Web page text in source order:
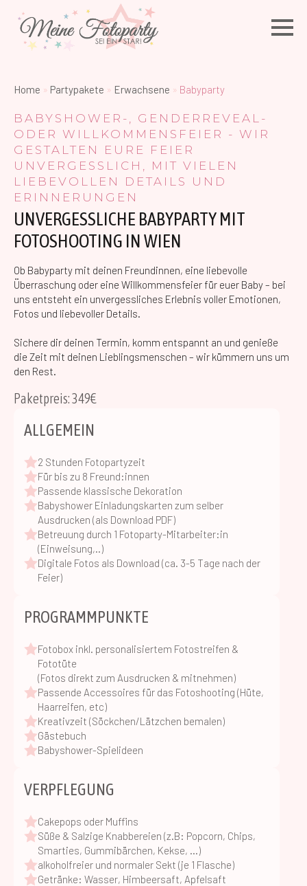
Home » Partypakete » Erwachsene » Babyparty
BABYSHOWER-, GENDERREVEAL-
ODER WILLKOMMENSFEIER - WIR
GESTALTEN EURE FEIER
UNVERGESSLICH, MIT VIELEN
LIEBEVOLLEN DETAILS UND
ERINNERUNGEN
UNVERGESSLICHE BABYPARTY MIT
FOTOSHOOTING IN WIEN
Ob Babyparty mit deinen Freundinnen, eine liebevolle
Überraschung oder eine Willkommensfeier für euer Baby – bei
uns entsteht ein unvergessliches Erlebnis voller Emotionen,
Fotos und liebevoller Details.
Sichere dir deinen Termin, komm entspannt an und genieße
die Zeit mit deinen Lieblingsmenschen – wir kümmern uns um
den Rest.
Paketpreis: 349€
ALLGEMEIN
2 Stunden Fotopartyzeit
Für bis zu 8 Freund:innen
Passende klassische Dekoration
Babyshower Einladungskarten zum selber
Ausdrucken (als Download PDF)
Betreuung durch 1 Fotoparty-Mitarbeiter:in
(Einweisung,..)
Digitale Fotos als Download (ca. 3-5 Tage nach der
Feier)
PROGRAMMPUNKTE
Fotobox inkl. personalisiertem Fotostreifen &
Fototüte
(Fotos direkt zum Ausdrucken & mitnehmen)
Passende Accessoires für das Fotoshooting (Hüte,
Haarreifen, etc)
Kreativzeit (Söckchen/Lätzchen bemalen)
Gästebuch
Babyshower-Spielideen
VERPFLEGUNG
Cakepops oder Muffins
Süße & Salzige Knabbereien (z.B: Popcorn, Chips,
Smarties, Gummibärchen, Kekse, …)
alkoholfreier und normaler Sekt (je 1 Flasche)
Getränke: Wasser, Himbeersaft, Apfelsaft